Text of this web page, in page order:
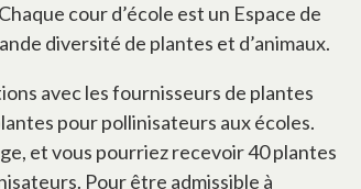
cour d’école est un Espace de
diversité de plantes et d’animaux.
avec les fournisseurs de plantes
pour pollinisateurs aux écoles.
et vous pourriez recevoir 40 plantes
Pour être admissible à